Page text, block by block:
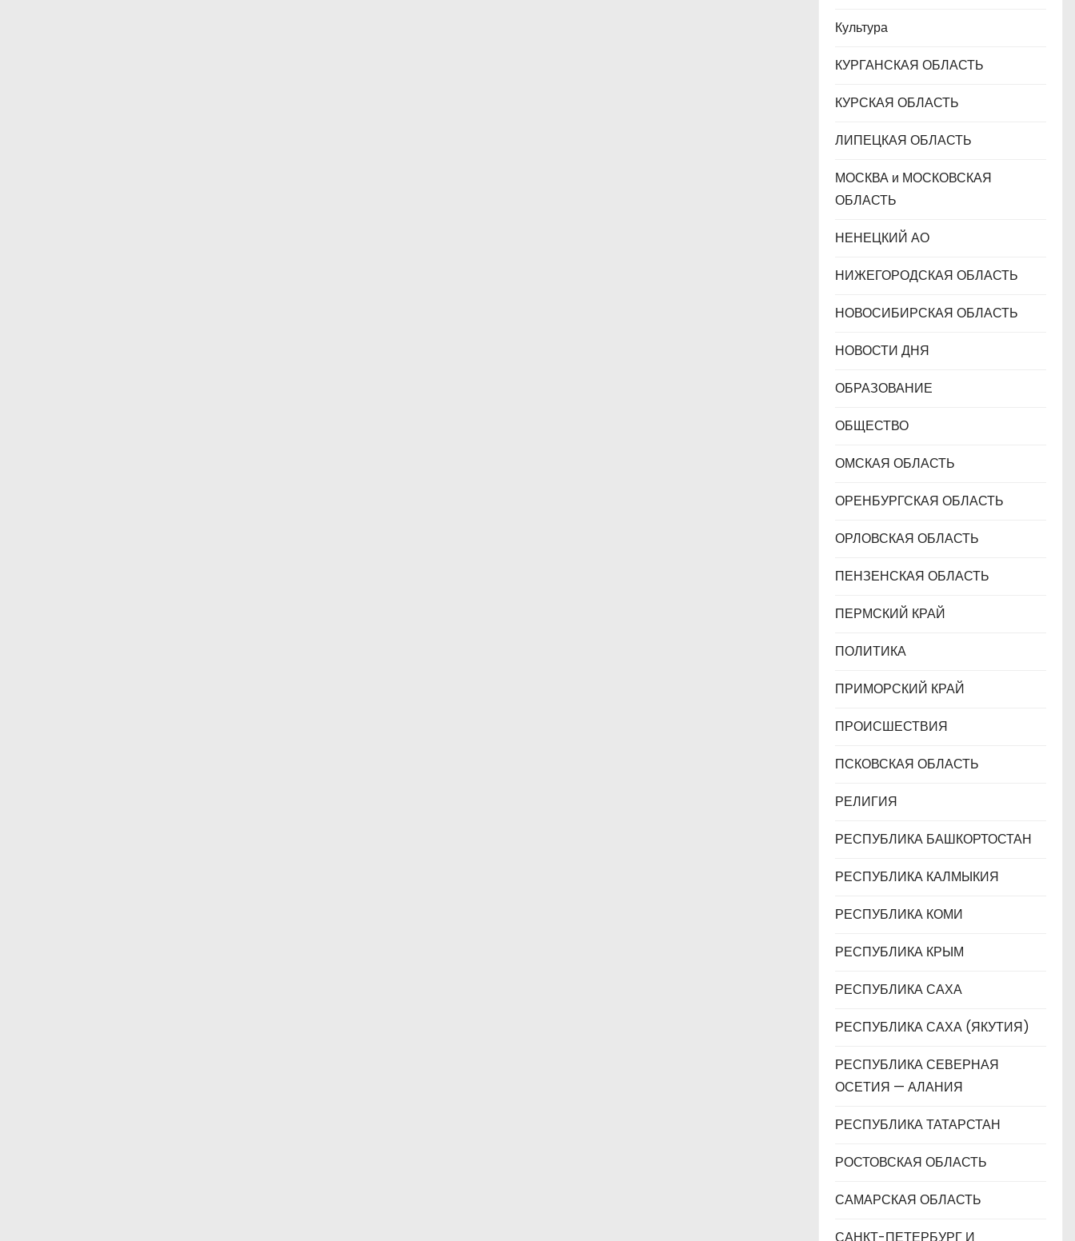
Культура
КУРГАНСКАЯ ОБЛАСТЬ
КУРСКАЯ ОБЛАСТЬ
ЛИПЕЦКАЯ ОБЛАСТЬ
МОСКВА и МОСКОВСКАЯ
ОБЛАСТЬ
НЕНЕЦКИЙ АО
НИЖЕГОРОДСКАЯ ОБЛАСТЬ
НОВОСИБИРСКАЯ ОБЛАСТЬ
НОВОСТИ ДНЯ
ОБРАЗОВАНИЕ
ОБЩЕСТВО
ОМСКАЯ ОБЛАСТЬ
ОРЕНБУРГСКАЯ ОБЛАСТЬ
ОРЛОВСКАЯ ОБЛАСТЬ
ПЕНЗЕНСКАЯ ОБЛАСТЬ
ПЕРМСКИЙ КРАЙ
ПОЛИТИКА
ПРИМОРСКИЙ КРАЙ
ПРОИСШЕСТВИЯ
ПСКОВСКАЯ ОБЛАСТЬ
РЕЛИГИЯ
РЕСПУБЛИКА БАШКОРТОСТАН
РЕСПУБЛИКА КАЛМЫКИЯ
РЕСПУБЛИКА КОМИ
РЕСПУБЛИКА КРЫМ
РЕСПУБЛИКА САХА
РЕСПУБЛИКА САХА (ЯКУТИЯ)
РЕСПУБЛИКА СЕВЕРНАЯ
ОСЕТИЯ — АЛАНИЯ
РЕСПУБЛИКА ТАТАРСТАН
РОСТОВСКАЯ ОБЛАСТЬ
САМАРСКАЯ ОБЛАСТЬ